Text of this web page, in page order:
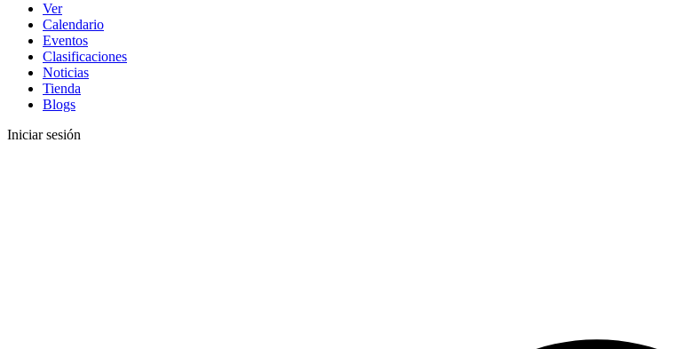
Ver
Calendario
Eventos
Clasificaciones
Noticias
Tienda
Blogs
Iniciar sesión